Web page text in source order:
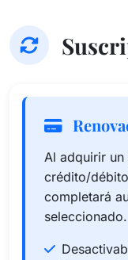
Al adquirir
crédito/
completará
seleccionado.